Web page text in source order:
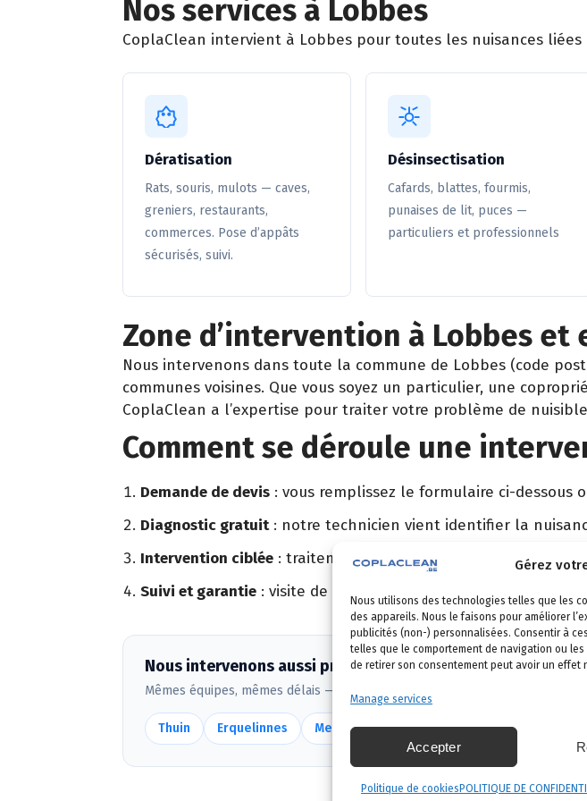
Gérez
Nous utilisons des technologies telles que les
des appareils. Nous le faisons pour améliorer
publicités (non-) personnalisées. Consentir à
telles que le comportement de navigation ou
de retirer son consentement peut avoir un
Manage services
Accepter
Politique de cookies POLITIQUE DE
Nos services à Lobbes
CoplaClean intervient à Lobbes pour toutes les nuisances
Dératisation
Rats, souris, mulots — caves,
greniers, restaurants,
commerces. Pose d’appâts
sécurisés, suivi.
Désinsectisation
Cafards, blattes, fourmis,
punaises de lit, puces —
particuliers et professionnels
Zone d’intervention à Lobbes et
Nous intervenons dans toute la commune de Lobbes (code
communes voisines. Que vous soyez un particulier, une
CoplaClean a l’expertise pour traiter votre problème de
Comment se déroule une
Demande de devis : vous remplissez le formulaire ci-dessous
Diagnostic gratuit: notre technicien vient identifier la
Intervention ciblée : traitement adapté, produits certifiés,
Suivi et garantie : visite de contrôle et garantie de résultat.
Nous intervenons aussi près de Lobbes
Mêmes équipes, mêmes délais — voir toutes nos communes
Thuin Erquelinnes Merbes-le-Château Beaumont